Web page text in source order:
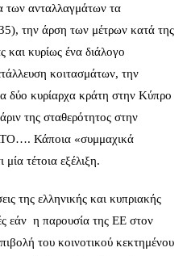
των ανταλλαγμάτων τα
την άρση των μέτρων κατά της
και κυρίως ένα διάλογο
κοιτασμάτων, την
δύο κυρίαρχα κράτη στην Κύπρο
της σταθερότητος στην
Κάποια «συμμαχικά
τέτοια εξέλιξη.
της ελληνικής και κυπριακής
εάν η παρουσία της ΕΕ στον
του κοινοτικού κεκτημένου